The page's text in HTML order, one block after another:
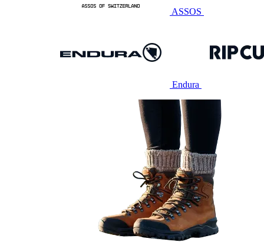
ASSOS
Endura